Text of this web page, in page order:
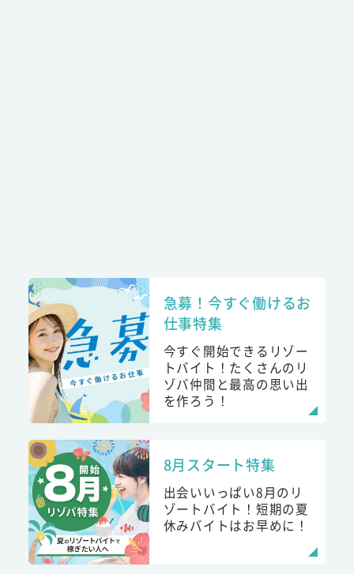
急募！今すぐ働けるお
仕事特集
今すぐ開始できるリゾー
トバイト！たくさんのリ
ゾバ仲間と最高の思い出
を作ろう！
8月スタート特集
出会いいっぱい8月のリ
ゾートバイト！短期の夏
休みバイトはお早めに！